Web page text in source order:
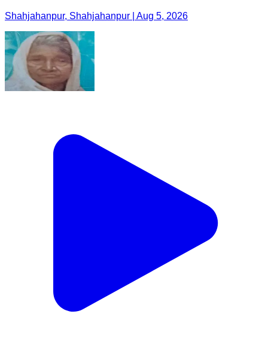
Shahjahanpur, Shahjahanpur | Aug 5, 2026